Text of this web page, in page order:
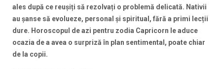
ales după ce reușiți să rezolvați o problemă delicată. Nativii
au șanse să evolueze, personal și spiritual, fără a primi lecții
dure. Horoscopul de azi pentru zodia Capricorn le aduce
ocazia de a avea o surpriză în plan sentimental, poate chiar
de la copii.